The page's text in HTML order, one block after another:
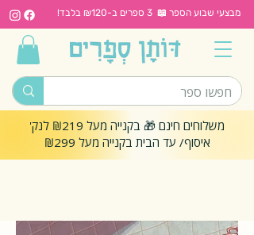
מבצעי שבוע הספר 📖 3 ספרים ב-₪120 בלבד!
משלוחים חינם 🎁 בקנייה מעל ₪219 לנק'
איסוף/ עד הבית בקנייה מעל ₪299